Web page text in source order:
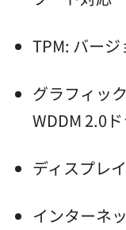
TPM: バー
グラフィッ
WDDM 2.0
ディスプレ
インターネ